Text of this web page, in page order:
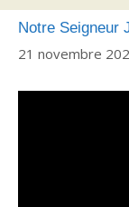
Notre Seigneur
21 novembre